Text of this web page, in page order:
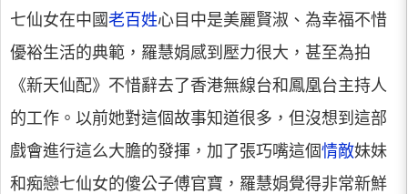
七仙女在中國 老百姓心目中是美麗賢淑、為幸福不惜
優裕生活的典範，羅慧娟感到壓力很大，甚至為拍
《新天仙配》不惜辭去了香港無線台和鳳凰台主持人
的工作。以前她對這個故事知道很多，但沒想到這部
戲會進行這么大膽的發揮，加了張巧嘴這個情敵妹妹
和痴戀七仙女的傻公子傅官寶，羅慧娟覺得非常新鮮